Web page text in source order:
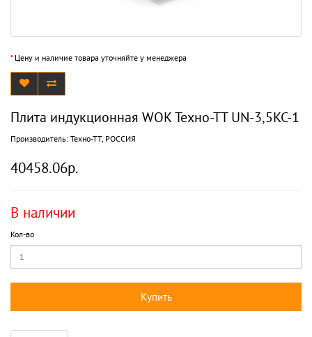
*Цену и наличие товара уточняйте у менеджера
Плита индукционная WOK Техно-ТТ UN-3,5KC-1
Производитель: Техно-ТТ, РОССИЯ
40458.06р.
В наличии
Кол-во
Купить